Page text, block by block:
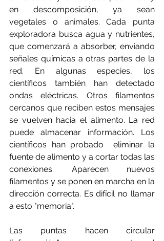
en descomposición, ya sean
vegetales o animales. Cada punta
exploradora busca agua y nutrientes,
que comenzará a absorber, enviando
señales químicas a otras partes de la
red. En algunas especies, los
científicos también han detectado
ondas eléctricas. Otros filamentos
cercanos que reciben estos mensajes
se vuelven hacia el alimento. La red
puede almacenar información. Los
científicos han probado  eliminar la
fuente de alimento y a cortar todas las
conexiones. Aparecen nuevos
filamentos y se ponen en marcha en la
dirección correcta. Es difícil no llamar
a esto "memoria".
Las puntas hacen circular